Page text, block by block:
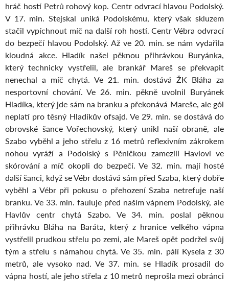
hráč hostí Petrů rohový kop. Centr odvrací hlavou Podolský.
V 17. min. Stejskal uniká Podolskému, který však skluzem
stačil vypíchnout míč na další roh hostí. Centr Vébra odvrací
do bezpečí hlavou Podolský. Až ve 20. min. se nám vydařila
kloudná akce. Hladík našel pěknou přihrávkou Buryánka,
který technicky vystřelil, ale brankář Mareš se překvapit
nenechal a míč chytá. Ve 21. min. dostává ŽK Bláha za
nesportovní chování. Ve 26. min. pěkně uvolnil Buryánek
Hladíka, který jde sám na branku a překonává Mareše, ale gól
neplatí pro těsný Hladíkův ofsajd. Ve 29. min. se dostává do
obrovské šance Vořechovský, který unikl naší obraně, ale
Szabo vyběhl a jeho střelu z 16 metrů reflexivním zákrokem
nohou vyráží a Podolský s Pěničkou zamezili Havlovi ve
skórování a míč okopli do bezpečí. Ve 32. min. mají hosté
další šanci, když se Vébr dostává sám před Szaba, který dobře
vyběhl a Vébr při pokusu o přehození Szaba netrefuje naší
branku. Ve 33. min. fauluje před naším vápnem Podolský, ale
Havlův centr chytá Szabo. Ve 34. min. poslal pěknou
přihrávku Bláha na Baráta, který z hranice velkého vápna
vystřelil prudkou střelu po zemi, ale Mareš opět podržel svůj
tým a střelu s námahou chytá. Ve 35. min. pálí Kysela z 30
metrů, ale vysoko nad. Ve 37. min. se Hladík prosadil do
vápna hostí, ale jeho střela z 10 metrů neprošla mezi obránci